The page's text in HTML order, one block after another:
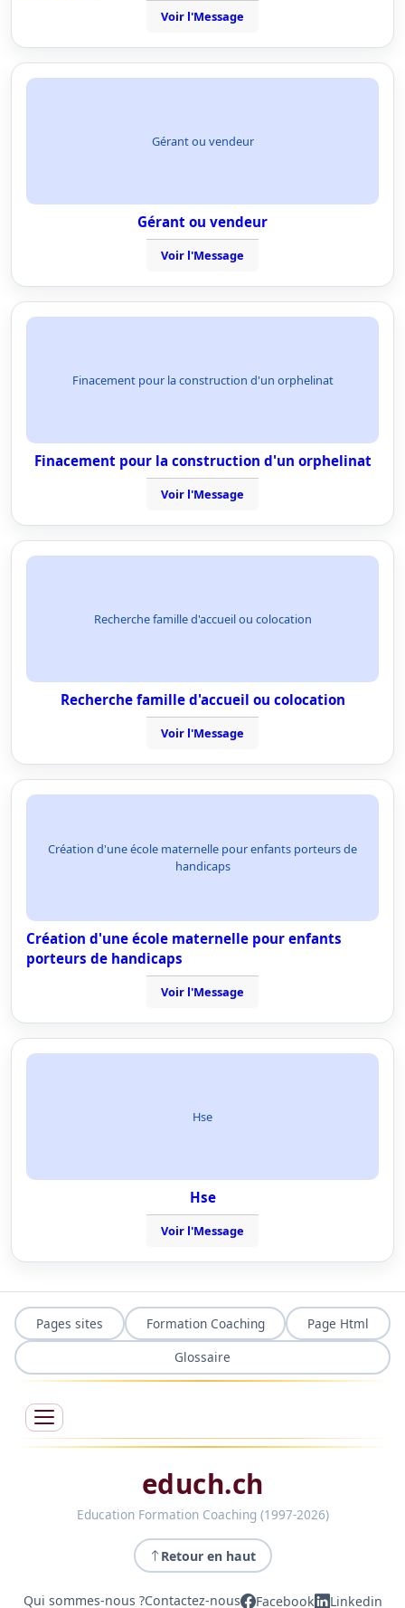
Voir l'Message
Gérant ou vendeur
Gérant ou vendeur
Voir l'Message
Finacement pour la construction d'un orphelinat
Finacement pour la construction d'un orphelinat
Voir l'Message
Recherche famille d'accueil ou colocation
Recherche famille d'accueil ou colocation
Voir l'Message
Création d'une école maternelle pour enfants porteurs de
handicaps
Création d'une école maternelle pour enfants
porteurs de handicaps
Voir l'Message
Hse
Hse
Voir l'Message
Pages sites Formation Coaching
Page Html
Glossaire
educh.ch
Education Formation Coaching (1997-2026)
Retour en haut
Qui sommes-nous ?Contactez-nous Facebook Linkedin